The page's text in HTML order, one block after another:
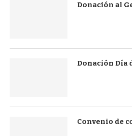
Donación al
Donación Día
Convenio de